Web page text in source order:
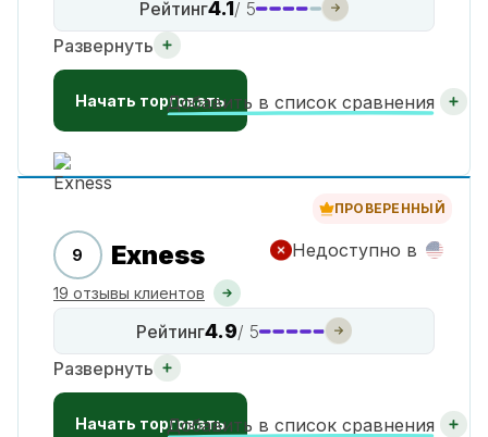
Рейтинг4.1/ 5
Развернуть
Начать торговатьДобавить в список сравнения
ПРОВЕРЕННЫЙ
Недоступно в
9 Exness
19 отзывы клиентов
Рейтинг4.9/ 5
Развернуть
Начать торговатьДобавить в список сравнения